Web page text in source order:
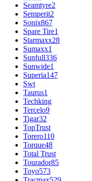
Seamtyre2
Semperit2
Sonix867
Spare Tire1
Starmaxx28
Sumaxx1
Sunfull336
Sunwide1
Superia147
Swt
Taurus1
Techking
Tercelo9
Tigar32
TopTrust
Torero110
Torque48
Total Trust
Tourador85
Toyo573